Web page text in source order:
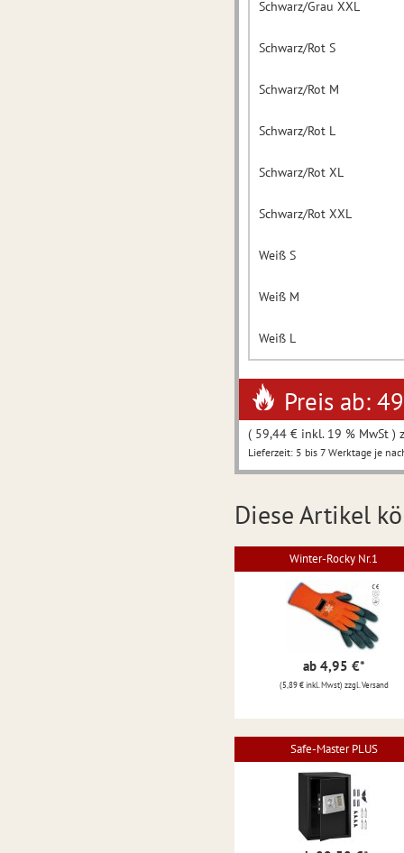
Schwarz/Grau XXL
Schwarz/Rot S
Schwarz/Rot M
Schwarz/Rot L
Schwarz/Rot XL
Schwarz/Rot XXL
Weiß S
Weiß M
Weiß L
Preis ab:
( 59,44 € inkl. 19 % MwSt )
Lieferzeit: 5 bis 7 Werktage je
Diese Artikel
Winter-Rocky Nr.1
ab 4,95 €*
(5,89 € inkl. Mwst) zzgl. Versand
Safe-Master PLUS